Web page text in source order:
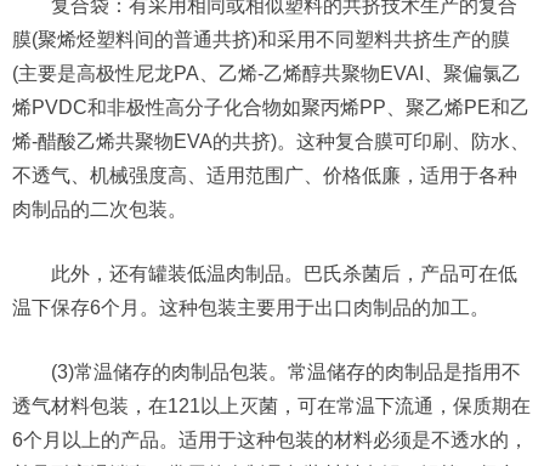
复合袋：有采用相同或相似塑料的共挤技术生产的复合
膜(聚烯烃塑料间的普通共挤)和采用不同塑料共挤生产的膜
(主要是高极性尼龙PA、乙烯-乙烯醇共聚物EVAI、聚偏氯乙
烯PVDC和非极性高分子化合物如聚丙烯PP、聚乙烯PE和乙
烯-醋酸乙烯共聚物EVA的共挤)。这种复合膜可印刷、防水、
不透气、机械强度高、适用范围广、价格低廉，适用于各种
肉制品的二次包装。
此外，还有罐装低温肉制品。巴氏杀菌后，产品可在低
温下保存6个月。这种包装主要用于出口肉制品的加工。
(3)常温储存的肉制品包装。常温储存的肉制品是指用不
透气材料包装，在121以上灭菌，可在常温下流通，保质期在
6个月以上的产品。适用于这种包装的材料必须是不透水的，